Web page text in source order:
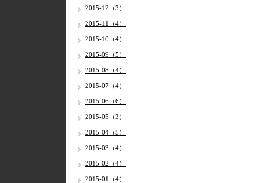
2015-12（3）
2015-11（4）
2015-10（4）
2015-09（5）
2015-08（4）
2015-07（4）
2015-06（6）
2015-05（3）
2015-04（5）
2015-03（4）
2015-02（4）
2015-01（4）